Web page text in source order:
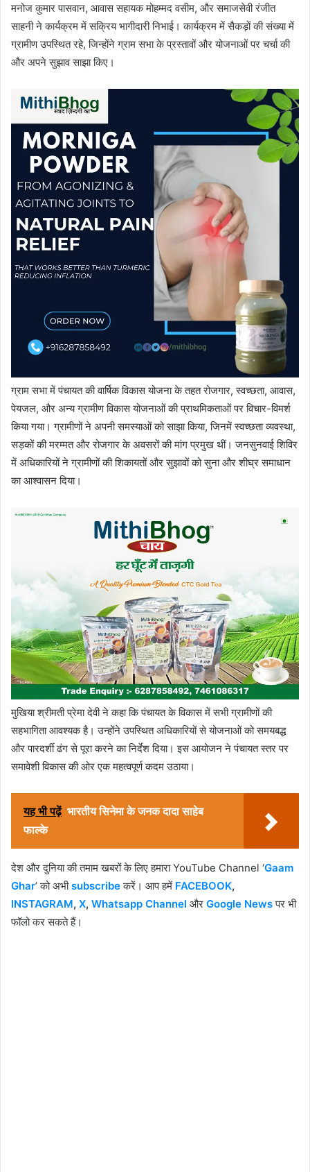
मनोज कुमार पासवान, आवास सहायक मोहम्मद वसीम, और समाजसेवी रंजीत
साहनी ने कार्यक्रम में सक्रिय भागीदारी निभाई। कार्यक्रम में सैकड़ों की संख्या में
ग्रामीण उपस्थित रहे, जिन्होंने ग्राम सभा के प्रस्तावों और योजनाओं पर चर्चा की
और अपने सुझाव साझा किए।
ग्राम सभा में पंचायत की वार्षिक विकास योजना के तहत रोजगार, स्वच्छता, आवास,
पेयजल, और अन्य ग्रामीण विकास योजनाओं की प्राथमिकताओं पर विचार-विमर्श
किया गया। ग्रामीणों ने अपनी समस्याओं को साझा किया, जिनमें स्वच्छता व्यवस्था,
सड़कों की मरम्मत और रोजगार के अवसरों की मांग प्रमुख थीं। जनसुनवाई शिविर
में अधिकारियों ने ग्रामीणों की शिकायतों और सुझावों को सुना और शीघ्र समाधान
का आश्वासन दिया।
मुखिया श्रीमती प्रेमा देवी ने कहा कि पंचायत के विकास में सभी ग्रामीणों की
सहभागिता आवश्यक है। उन्होंने उपस्थित अधिकारियों से योजनाओं को समयबद्ध
और पारदर्शी ढंग से पूरा करने का निर्देश दिया। इस आयोजन ने पंचायत स्तर पर
समावेशी विकास की ओर एक महत्वपूर्ण कदम उठाया।
यह भी पढ़ें भारतीय सिनेमा के जनक दादा साहेब
फाल्के
देश और दुनिया की तमाम खबरों के लिए हमारा YouTube Channel ‘Gaam
Ghar’ को अभीsubscribe करें। आप हमें FACEBOOK,
INSTAGRAM, X, Whatsapp Channel और Google Newsपर भी
फॉलो कर सकते हैं।